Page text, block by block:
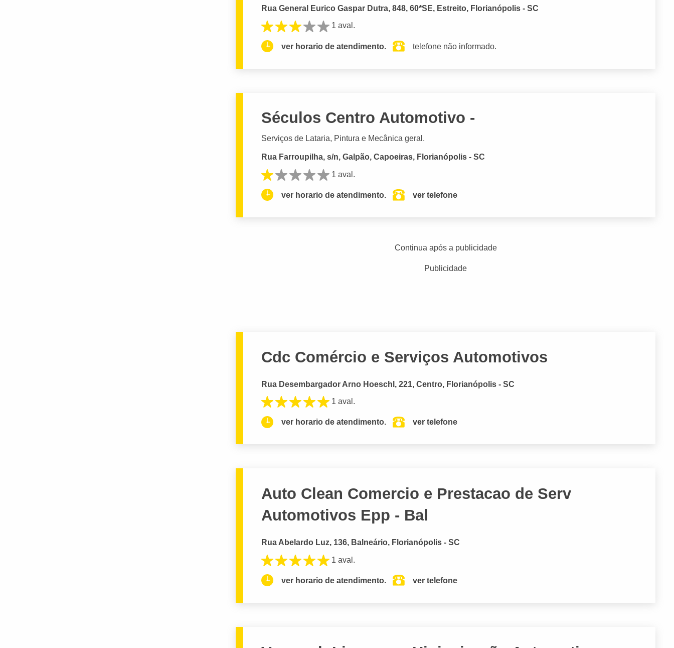
Rua General Eurico Gaspar Dutra, 848, 60*SE, Estreito, Florianópolis - SC
1 aval.
ver horario de atendimento. telefone não informado.
Séculos Centro Automotivo -
Serviços de Lataria, Pintura e Mecânica geral.
Rua Farroupilha, s/n, Galpão, Capoeiras, Florianópolis - SC
1 aval.
ver horario de atendimento. ver telefone
Continua após a publicidade
Publicidade
Cdc Comércio e Serviços Automotivos
Rua Desembargador Arno Hoeschl, 221, Centro, Florianópolis - SC
1 aval.
ver horario de atendimento. ver telefone
Auto Clean Comercio e Prestacao de Serv
Automotivos Epp - Bal
Rua Abelardo Luz, 136, Balneário, Florianópolis - SC
1 aval.
ver horario de atendimento. ver telefone